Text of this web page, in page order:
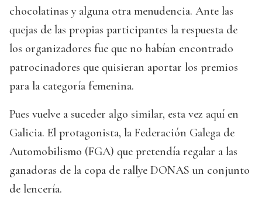
chocolatinas y alguna otra menudencia. Ante las
quejas de las propias participantes la respuesta de
los organizadores fue que no habían encontrado
patrocinadores que quisieran aportar los premios
para la categoría femenina.
Pues vuelve a suceder algo similar, esta vez aquí en
Galicia. El protagonista, la Federación Galega de
Automobilismo (FGA) que pretendía regalar a las
ganadoras de la copa de rallye DONAS un conjunto
de lencería.